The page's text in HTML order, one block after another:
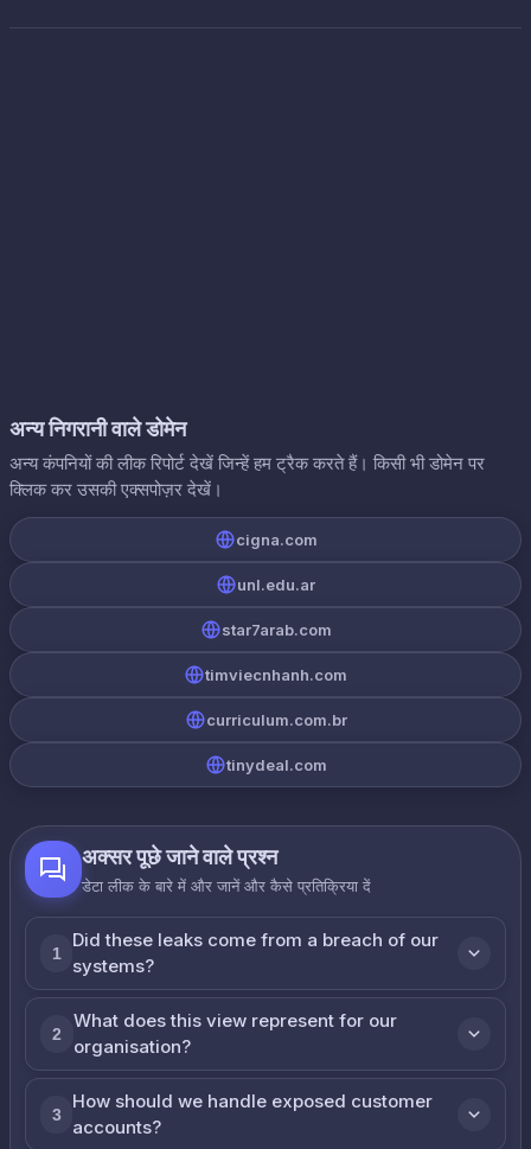
अन्य निगरानी वाले डोमेन
अन्य कंपनियों की लीक रिपोर्ट देखें जिन्हें हम ट्रैक करते हैं। किसी भी डोमेन पर
क्लिक कर उसकी एक्सपोज़र देखें।
cigna.com
unl.edu.ar
star7arab.com
timviecnhanh.com
curriculum.com.br
tinydeal.com
अक्सर पूछे जाने वाले प्रश्न
डेटा लीक के बारे में और जानें और कैसे प्रतिक्रिया दें
1
Did these leaks come from a breach of our
systems?
2
What does this view represent for our
organisation?
3
How should we handle exposed customer
accounts?